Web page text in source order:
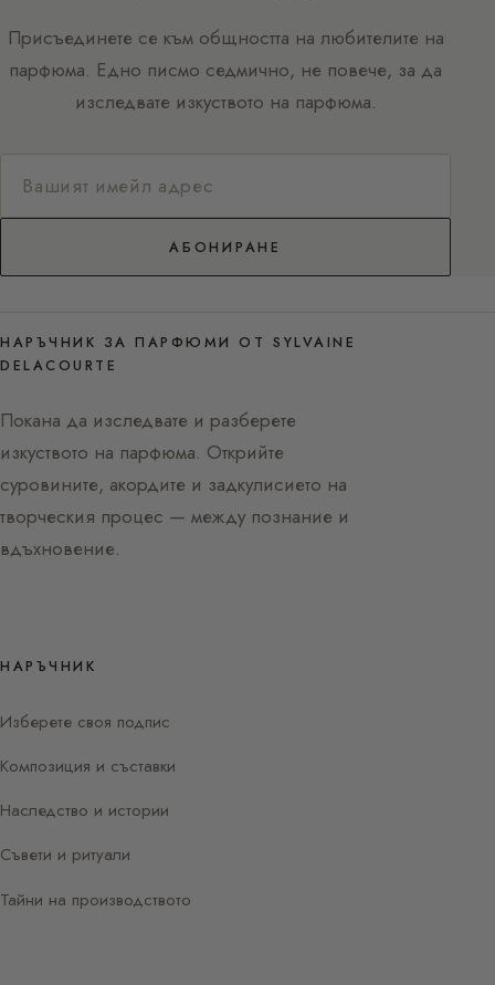
Присъединете се към общността на любителите на
парфюма. Едно писмо седмично, не повече, за да
изследвате изкуството на парфюма.
АБОНИРАНЕ
НАРЪЧНИК ЗА ПАРФЮМИ ОТ SYLVAINE
DELACOURTE
Покана да изследвате и разберете
изкуството на парфюма. Открийте
суровините, акордите и задкулисието на
творческия процес — между познание и
вдъхновение.
НАРЪЧНИК
Изберете своя подпис
Композиция и съставки
Наследство и истории
Съвети и ритуали
Тайни на производството